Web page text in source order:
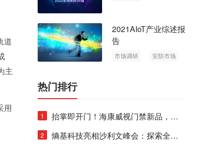
道
主
用
2021AIoT产业综述报
告
市场调研
安防市场
热门排行
1
抬掌即开门！海康威视门禁新品，不
止认人脸，更认"掌"中静脉！
2
熵基科技亮相沙利文峰会：探索全栈